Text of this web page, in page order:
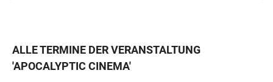
ALLE TERMINE DER VERANSTALTUNG
'APOCALYPTIC CINEMA'